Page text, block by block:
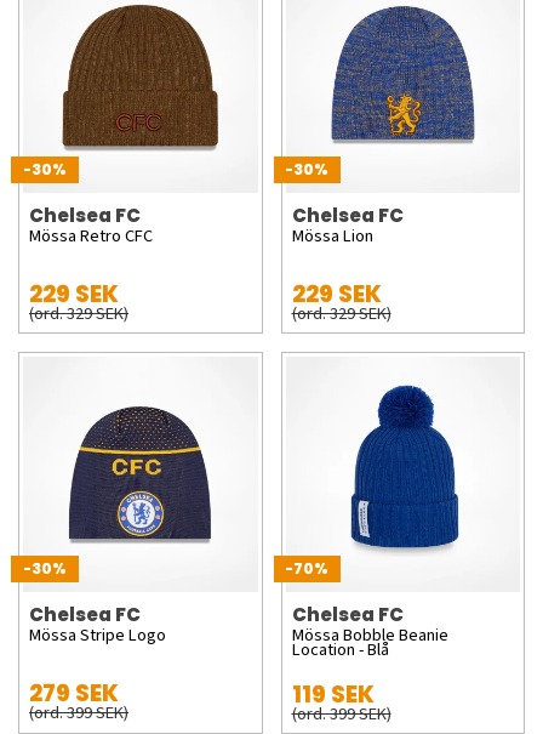
-30%
Chelsea FC
Mössa Retro CFC
229 SEK
(ord. 329 SEK)
-30%
Chelsea FC
Mössa Lion
229 SEK
(ord. 329 SEK)
-30%
Chelsea FC
Mössa Stripe Logo
279 SEK
(ord. 399 SEK)
-70%
Chelsea FC
Mössa Bobble Beanie
Location - Blå
119 SEK
(ord. 399 SEK)